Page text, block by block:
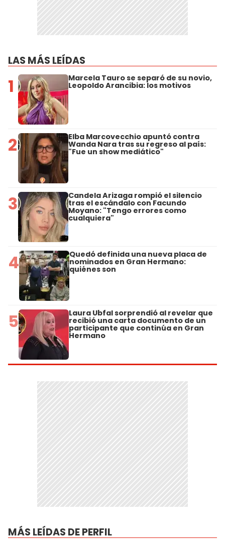
LAS MÁS LEÍDAS
1 Marcela Tauro se separó de su novio,
Leopoldo Arancibia: los motivos
2 Elba Marcovecchio apuntó contra
Wanda Nara tras su regreso al país:
"Fue un show mediático"
3 Candela Arizaga rompió el silencio
tras el escándalo con Facundo
Moyano: "Tengo errores como
cualquiera"
4 Quedó definida una nueva placa de
nominados en Gran Hermano:
quiénes son
5 Laura Ubfal sorprendió al revelar que
recibió una carta documento de un
participante que continúa en Gran
Hermano
MÁS LEÍDAS DE PERFIL